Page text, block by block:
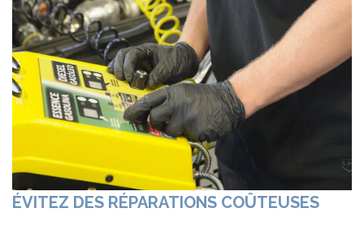
ÉVITEZ DES RÉPARATIONS COÛTEUSES